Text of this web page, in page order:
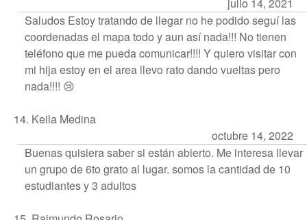
Saludos Estoy tratando de llegar no he podido seguí las
coordenadas el mapa todo y aun así nada!!! No tienen
teléfono que me pueda comunicar!!!! Y quiero visitar con
mi hija estoy en el area llevo rato dando vueltas pero
nada!!!! 😢
14. Keila Medina
octubre 14, 2022
Buenas quisiera saber si están abierto. Me interesa llevar
un grupo de 6to grato al lugar. somos la cantidad de 10
estudiantes y 3 adultos